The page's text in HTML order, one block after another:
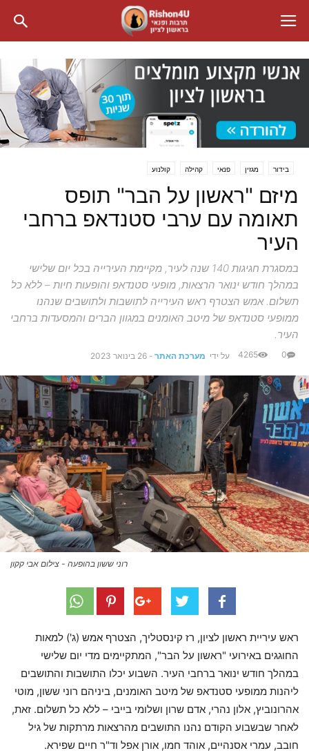
בידור מגזין פנאי קהילה קולנוע
מיזם "ראשון על הבר" תופס
תאומה עם ערבי סטנדאפ ברחבי
העיר
במסגרת חגיגות 140 שנה לעיר, מקיימת העירייה בכל יום שלישי
במהלך חודש ינואר הרצאות, מופעי סטנדאפ והופעות חיות – ללא כל
תשלום. אמש הצטרף ראש העירייה לתושבות ולתושבים שנהנו
ממופעי סטנדאפ של מיטב האומנים במגוון הברים והמסעדות ברחבי
העיר.
על ידי מערכת האתר - 26 בינואר 2023 0
4265
רוני ששון בהופעה - צילום אבי קקון
ראש עיריית ראשון לציון, רז קינסטליך, הצטרף אמש (ג') למאות
החוגגים באירועי "ראשון על הבר", המתקיימים מדי יום שלישי
במהלך חודש ינואר ברחבי העיר. השבוע יכלו התושבות והתושבים
ליהנות ממופעי סטנדאפ של מיטב האומנים, ביניהם רוני ששון, מוטי
אהרונוביץ, אלון נהרי, אדם שרון ושלומי בייבי – ללא כל תשלום. זאת,
לאחר שבשבוע הקודם נהנו התושבים מהרצאות מרתקות של גיל
חובב, עמרי אסנהיים, אוהד חמו, אורן אפל וד"ר חיים שפירא.